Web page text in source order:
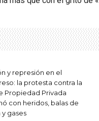
y represión en el
la protesta contra la
Propiedad Privada
con heridos, balas de
gases